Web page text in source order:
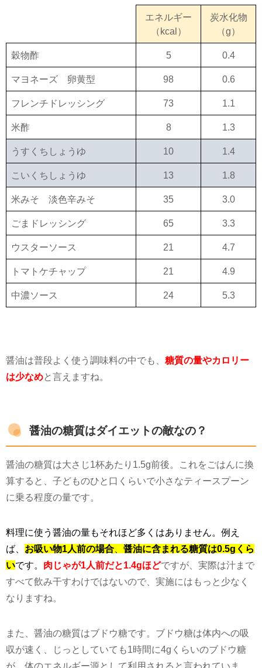
エネルギー
（kcal）
炭水化物
（g）
穀物酢 5 0.4
マヨネーズ 卵黄型 98 0.6
フレンチドレッシング 73 1.1
米酢 8 1.3
うすくちしょうゆ 10 1.4
こいくちしょうゆ 13 1.8
米みそ 淡色辛みそ 35 3.0
ごまドレッシング 65 3.3
ウスターソース 21 4.7
トマトケチャップ 21 4.9
中濃ソース 24 5.3
醤油は普段よく使う調味料の中でも、 糖質の量やカロリー
は少なめと言えますね。
醤油の糖質はダイエットの敵なの？
醤油の糖質は大さじ 1杯あたり 1.5g前後。これをごはんに換
算すると、子どものひと口くらいで小さなティースプーン
に乗る程度の量です。
料理に使う醤油の量もそれほど多くはありません。例え
ば、 お吸い物1人前の場合
醤油に含まれる糖質は0.5gくら
いです。 肉じゃが1人前だと1.4gほどですが、実際は汁まで
すべて飲み干すわけではないので、実施にはもっと少なく
なりますね。
また、醤油の糖質はブドウ糖です。ブドウ糖は体内への吸
収が速く、じっとしていても1 時間に4g くらいのブドウ糖
が、体のエネルギー源として利用されると言われていま